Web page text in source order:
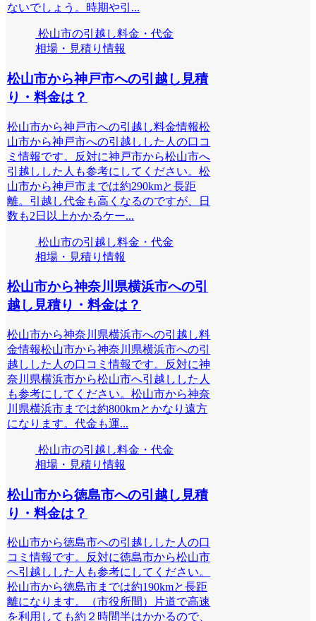
ないでしょう。時期や引...
松山市の引越し料金・代金
相場・見積り情報
松山市から神戸市への引越し見積
り・料金は？
松山市から神戸市への引越し料金情報松
山市から神戸市への引越しした人の口コ
ミ情報です。反対に神戸市から松山市へ
引越しした人も参考にしてください。松
山市から神戸市までは約290kmと長距
離。引越し代金も高くなるのですが、日
数も2日以上かかるケー...
松山市の引越し料金・代金
相場・見積り情報
松山市から神奈川県横浜市への引
越し見積り・料金は？
松山市から神奈川県横浜市への引越し料
金情報松山市から神奈川県横浜市への引
越しした人の口コミ情報です。反対に神
奈川県横浜市から松山市へ引越しした人
も参考にしてください。松山市から神奈
川県横浜市までは約800kmとかなり遠方
になります。代金も運...
松山市の引越し料金・代金
相場・見積り情報
松山市から徳島市への引越し見積
り・料金は？
松山市から徳島市への引越しした人の口
コミ情報です。反対に徳島市から松山市
へ引越しした人も参考にしてください。
松山市から徳島市までは約190kmと長距
離になります。（市役所間）片道で高速
を利用しても約２時間半はかかるので、